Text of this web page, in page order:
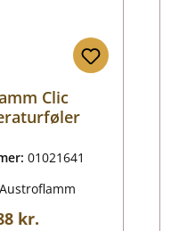
Clic
01021641
Austroflamm
pris:
kr.